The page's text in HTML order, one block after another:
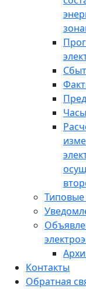
Контакты
Обратная